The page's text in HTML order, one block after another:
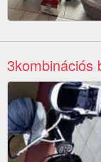
3kombinációs